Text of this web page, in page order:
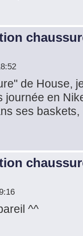
de House,
journée en
ses
^^